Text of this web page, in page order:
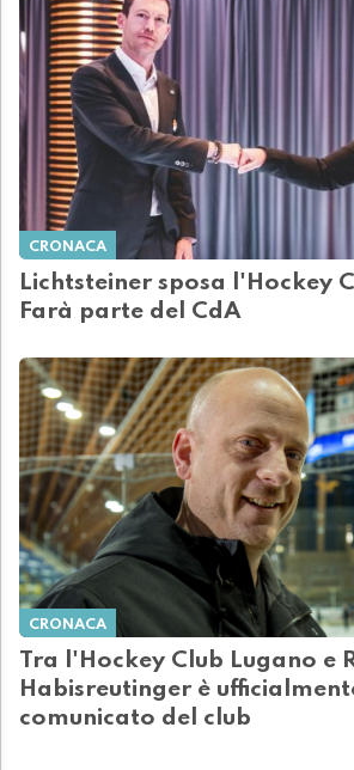
CRONACA
Lichtsteiner sposa l'Hockey
Farà parte del CdA
CRONACA
Tra l'Hockey Club Lugano e
Habisreutinger è
comunicato del club